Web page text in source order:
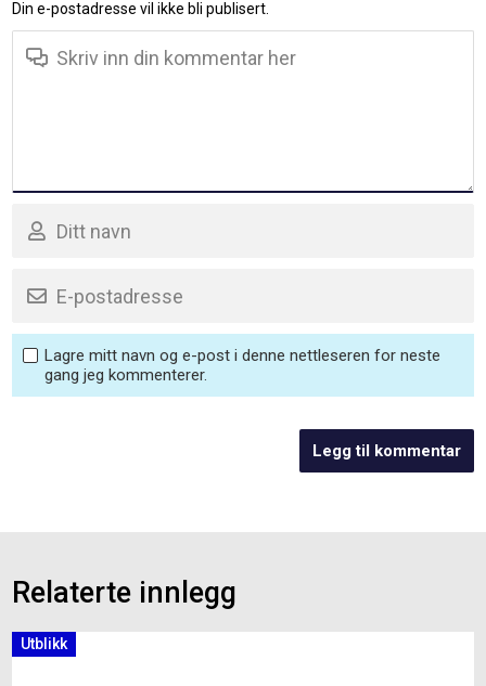
Din e-postadresse vil ikke bli publisert.
Lagre mitt navn og e-post i denne nettleseren for neste
gang jeg kommenterer.
Relaterte innlegg
Utblikk